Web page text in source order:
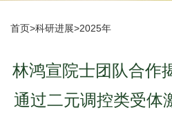
首页>科研进展>2025年
林鸿宣院士团队合作
通过二元调控类受体